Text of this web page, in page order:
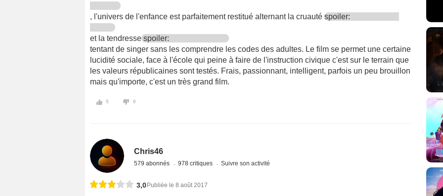
, l'univers de l'enfance est parfaitement restitué alternant la cruauté spoiler:
et la tendresse spoiler:
tentant de singer sans les comprendre les codes des adultes. Le film se permet une certaine
lucidité sociale, face à l'école qui peine à faire de l'instruction civique c'est sur le terrain que
les valeurs républicaines sont testés. Frais, passionnant, intelligent, parfois un peu brouillon
mais qu'importe, c'est un très grand film.
5 0
Chris46
579 abonnés 978 critiques Suivre son activité
3,0 Publiée le 8 août 2017